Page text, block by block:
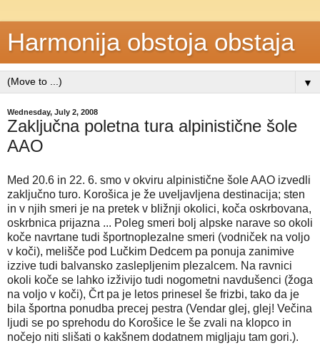
Harmonija obstoja obstaja
▼
Wednesday, July 2, 2008
Zaključna poletna tura alpinistične šole
AAO
Med 20.6 in 22. 6. smo v okviru alpinistične šole AAO izvedli
zaključno turo. Korošica je že uveljavljena destinacija; sten
in v njih smeri je na pretek v bližnji okolici, koča oskrbovana,
oskrbnica prijazna ... Poleg smeri bolj alpske narave so okoli
koče navrtane tudi športnoplezalne smeri (vodniček na voljo
v koči), melišče pod Lučkim Dedcem pa ponuja zanimive
izzive tudi balvansko zaslepljenim plezalcem. Na ravnici
okoli koče se lahko izživijo tudi nogometni navdušenci (žoga
na voljo v koči), Črt pa je letos prinesel še frizbi, tako da je
bila športna ponudba precej pestra (Vendar glej, glej! Večina
ljudi se po sprehodu do Korošice le še zvali na klopco in
nočejo niti slišati o kakšnem dodatnem migljaju tam gori.).